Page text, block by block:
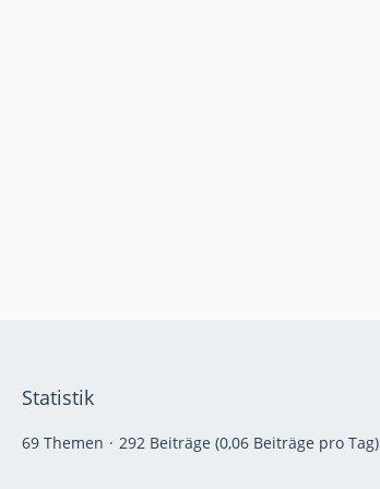
Statistik
69 Themen 292 Beiträge (0,06 Beiträge pro Tag)